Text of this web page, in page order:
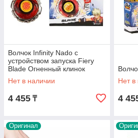
Волчок Infinity Nado с
устройством запуска Fiery
Blade Огненный клинок
Нет в наличии
4 455 ₸
Нет в
4
Оригинал